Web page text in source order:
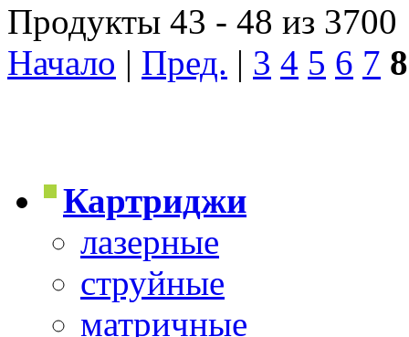
Продукты 43 - 48 из 3700
Начало | Пред. | 3 4 5 6 7 8
Картриджи
лазерные
струйные
матричные